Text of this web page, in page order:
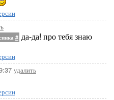
# да-да! про тебя знаю
удалить